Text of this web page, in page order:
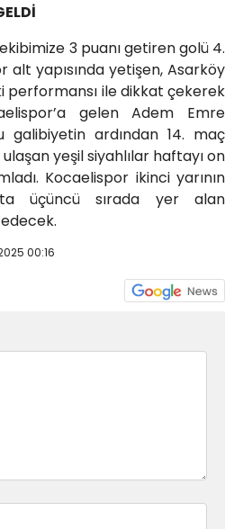
3 puanı getiren golü 4.
alt yapısında yetişen, Asarköy
performansı ile dikkat çekerek
gelen Adem Emre
galibiyetin ardından 14. maç
yeşil siyahlılar haftayı on
Kocaelispor ikinci yarının
üçüncü sırada yer alan
edecek.
00:16